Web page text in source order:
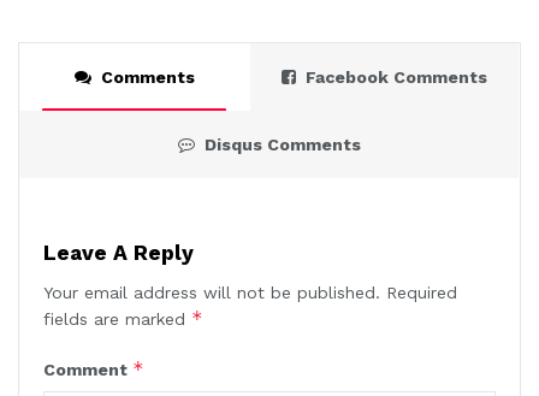
Comments Facebook Comments
Disqus Comments
Leave A Reply
Your email address will not be published. Required
fields are marked *
Comment *